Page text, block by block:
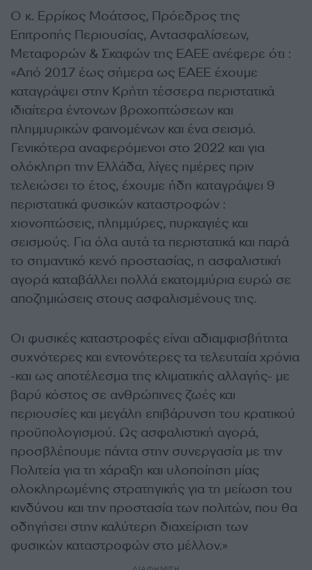
Ο κ. Ερρίκος Μοάτσος, Πρόεδρος της
Επιτροπής Περιουσίας, Αντασφαλίσεων,
Μεταφορών & Σκαφών της ΕΑΕΕ ανέφερε ότι :
«Από 2017 έως σήμερα ως ΕΑΕΕ έχουμε
καταγράψει στην Κρήτη τέσσερα περιστατικά
ιδιαίτερα έντονων βροχοπτώσεων και
πλημμυρικών φαινομένων και ένα σεισμό.
Γενικότερα αναφερόμενοι στο 2022 και για
ολόκληρη την Ελλάδα, λίγες ημέρες πριν
τελειώσει το έτος, έχουμε ήδη καταγράψει 9
περιστατικά φυσικών καταστροφών :
χιονοπτώσεις, πλημμύρες, πυρκαγιές και
σεισμούς. Για όλα αυτά τα περιστατικά και παρά
το σημαντικό κενό προστασίας, η ασφαλιστική
αγορά καταβάλλει πολλά εκατομμύρια ευρώ σε
αποζημιώσεις στους ασφαλισμένους της.
Οι φυσικές καταστροφές είναι αδιαμφισβήτητα
συχνότερες και εντονότερες τα τελευταία χρόνια
-και ως αποτέλεσμα της κλιματικής αλλαγής- με
βαρύ κόστος σε ανθρώπινες ζωές και
περιουσίες και μεγάλη επιβάρυνση του κρατικού
προϋπολογισμού. Ως ασφαλιστική αγορά,
προσβλέπουμε πάντα στην συνεργασία με την
Πολιτεία για τη χάραξη και υλοποίηση μίας
ολοκληρωμένης στρατηγικής για τη μείωση του
κινδύνου και την προστασία των πολιτών, που θα
οδηγήσει στην καλύτερη διαχείριση των
φυσικών καταστροφών στο μέλλον.»